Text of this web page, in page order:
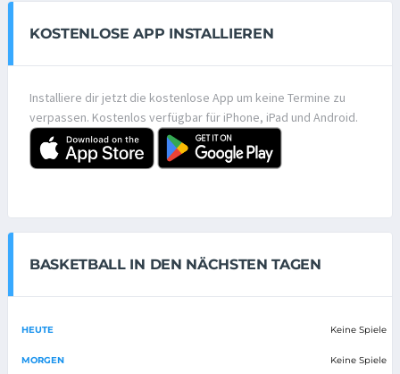
KOSTENLOSE APP INSTALLIEREN
Installiere dir jetzt die kostenlose App um keine Termine zu
verpassen. Kostenlos verfügbar für iPhone, iPad und Android.
BASKETBALL IN DEN NÄCHSTEN TAGEN
HEUTE Keine Spiele
MORGEN Keine Spiele